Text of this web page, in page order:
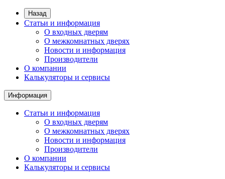
Назад
Статьи и информация
О входных дверям
О межкомнатных дверях
Новости и информация
Производители
О компании
Калькуляторы и сервисы
Информация
Статьи и информация
О входных дверям
О межкомнатных дверях
Новости и информация
Производители
О компании
Калькуляторы и сервисы